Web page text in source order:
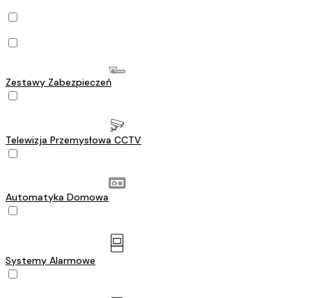
Zestawy Zabezpieczeń
Telewizja Przemysłowa CCTV
Automatyka Domowa
Systemy Alarmowe